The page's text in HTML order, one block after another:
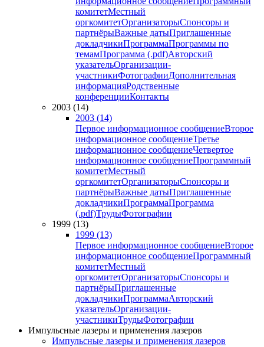
комитетМестный
оргкомитетОрганизаторыСпонсоры и
партнёрыВажные датыПриглашенные
докладчикиПрограммаПрограммы по
темамПрограмма (.pdf)Авторский
указательОрганизации-
участникиФотографииДополнительная
информацияРодственные
конференцииКонтакты
2003 (14)
2003 (14)
Первое информационное сообщениеВторое
информационное сообщениеТретье
информационное сообщениеЧетвертое
информационное сообщениеПрограммный
комитетМестный
оргкомитетОрганизаторыСпонсоры и
партнёрыВажные датыПриглашенные
докладчикиПрограммаПрограмма
(.pdf)ТрудыФотографии
1999 (13)
1999 (13)
Первое информационное сообщениеВторое
информационное сообщениеПрограммный
комитетМестный
оргкомитетОрганизаторыСпонсоры и
партнёрыПриглашенные
докладчикиПрограммаАвторский
указательОрганизации-
участникиТрудыФотографии
Импульсные лазеры и применения лазеров
Импульсные лазеры и применения лазеров